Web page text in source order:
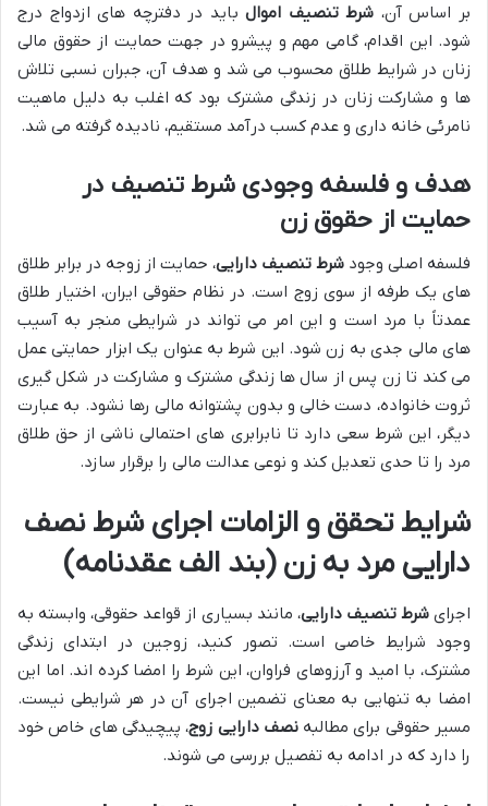
بر اساس آن، شرط تنصیف اموالباید در دفترچه های ازدواج درج
شود. این اقدام، گامی مهم و پیشرو در جهت حمایت از حقوق مالی
زنان در شرایط طلاق محسوب می شد و هدف آن، جبران نسبی تلاش
ها و مشارکت زنان در زندگی مشترک بود که اغلب به دلیل ماهیت
نامرئی خانه داری و عدم کسب درآمد مستقیم، نادیده گرفته می شد.
هدف و فلسفه وجودی شرط تنصیف در
حمایت از حقوق زن
فلسفه اصلی وجود شرط تنصیف دارایی، حمایت از زوجه در برابر طلاق
های یک طرفه از سوی زوج است. در نظام حقوقی ایران، اختیار طلاق
عمدتاً با مرد است و این امر می تواند در شرایطی منجر به آسیب
های مالی جدی به زن شود. این شرط به عنوان یک ابزار حمایتی عمل
می کند تا زن پس از سال ها زندگی مشترک و مشارکت در شکل گیری
ثروت خانواده، دست خالی و بدون پشتوانه مالی رها نشود. به عبارت
دیگر، این شرط سعی دارد تا نابرابری های احتمالی ناشی از حق طلاق
مرد را تا حدی تعدیل کند و نوعی عدالت مالی را برقرار سازد.
شرایط تحقق و الزامات اجرای شرط نصف
دارایی مرد به زن (بند الف عقدنامه)
اجرایشرط تنصیف دارایی، مانند بسیاری از قواعد حقوقی، وابسته به
وجود شرایط خاصی است. تصور کنید، زوجین در ابتدای زندگی
مشترک، با امید و آرزوهای فراوان، این شرط را امضا کرده اند. اما این
امضا به تنهایی به معنای تضمین اجرای آن در هر شرایطی نیست.
مسیر حقوقی برای مطالبهنصف دارایی زوج، پیچیدگی های خاص خود
را دارد که در ادامه به تفصیل بررسی می شوند.